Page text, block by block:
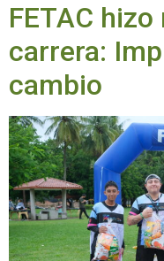
FETAC
carrera:
cambio